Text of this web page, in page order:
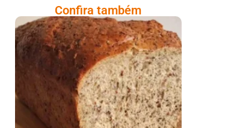
Confira também
Comer Bem: Pão Low
Carb